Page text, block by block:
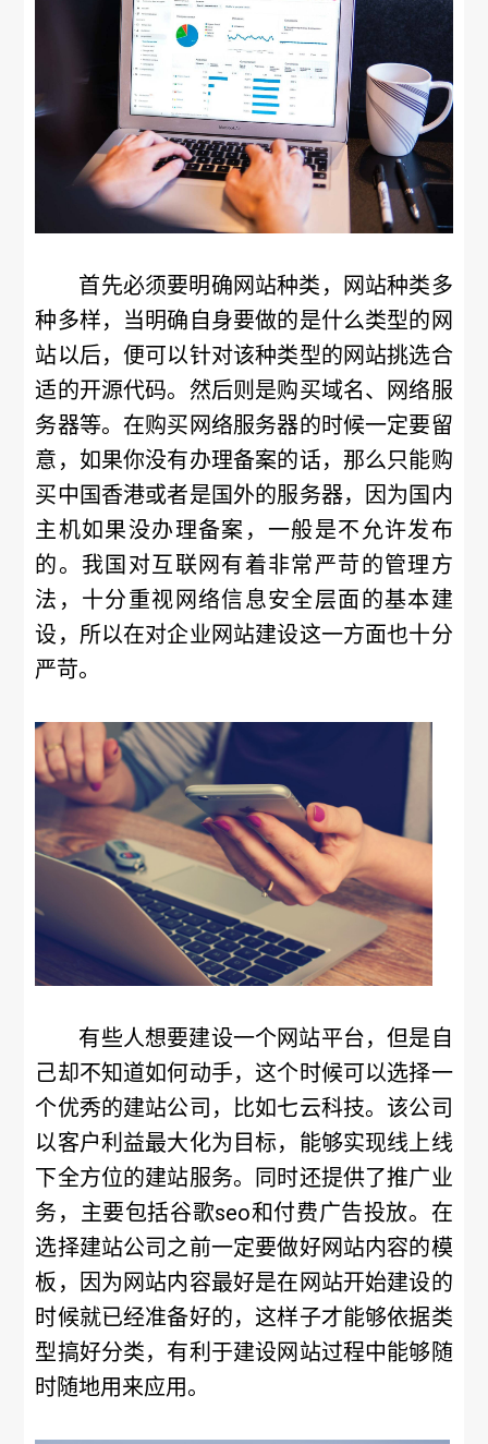
首先必须要明确网站种类，网站种类多
种多样，当明确自身要做的是什么类型的网
站以后，便可以针对该种类型的网站挑选合
适的开源代码。然后则是购买域名、网络服
务器等。在购买网络服务器的时候一定要留
意，如果你没有办理备案的话，那么只能购
买中国香港或者是国外的服务器，因为国内
主机如果没办理备案，一般是不允许发布
的。我国对互联网有着非常严苛的管理方
法，十分重视网络信息安全层面的基本建
设，所以在对企业网站建设这一方面也十分
严苛。
有些人想要建设一个网站平台，但是自
己却不知道如何动手，这个时候可以选择一
个优秀的建站公司，比如七云科技。该公司
以客户利益最大化为目标，能够实现线上线
下全方位的建站服务。同时还提供了推广业
务，主要包括谷歌seo和付费广告投放。在
选择建站公司之前一定要做好网站内容的模
板，因为网站内容最好是在网站开始建设的
时候就已经准备好的，这样子才能够依据类
型搞好分类，有利于建设网站过程中能够随
时随地用来应用。